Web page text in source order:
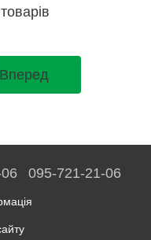
Вперед
095-721-21-06